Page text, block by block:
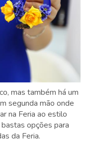
mas também há um
segunda mão onde
na Feria ao estilo
opções para
da Feria.